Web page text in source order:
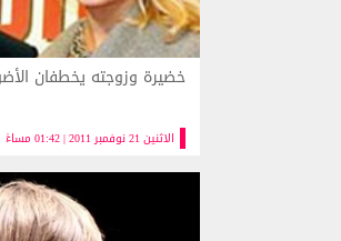
الاثنين 21 نوفمبر 2011 | 01:42 مساءً
خضيرة وزوجته يخطفان